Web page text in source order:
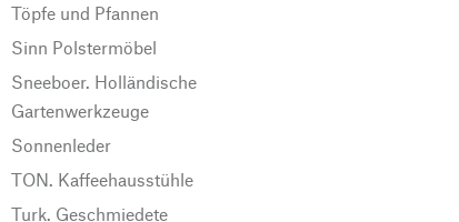
Töpfe und Pfannen
Sinn Polstermöbel
Sneeboer. Holländische
Gartenwerkzeuge
Sonnenleder
TON. Kaffeehausstühle
Turk. Geschmiedete